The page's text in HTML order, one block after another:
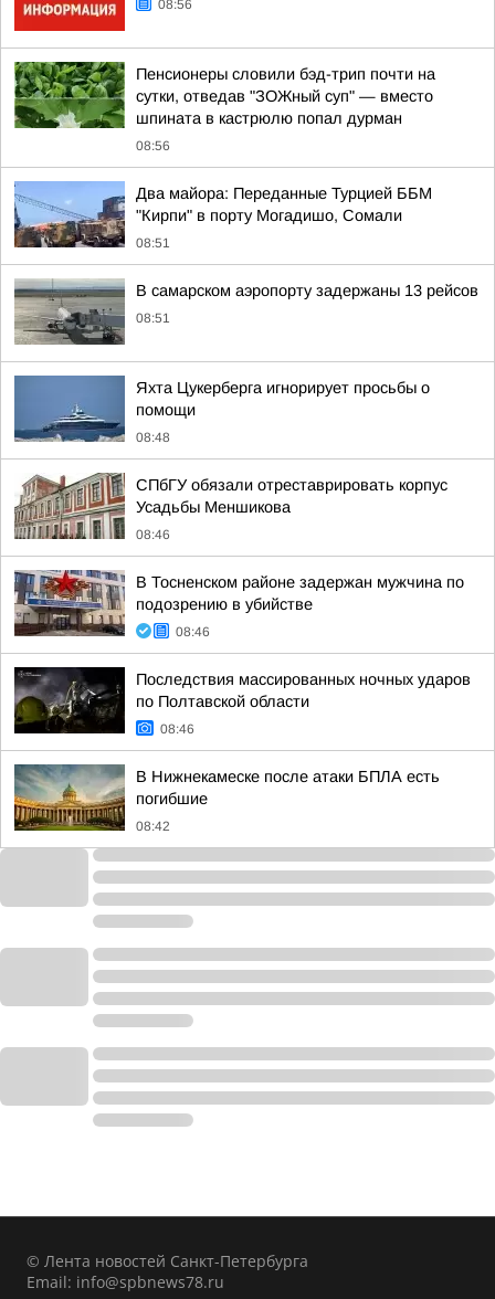
08:56
Пенсионеры словили бэд-трип почти на
сутки, отведав "ЗОЖный суп" — вместо
шпината в кастрюлю попал дурман
08:56
Два майора: Переданные Турцией ББМ
"Кирпи" в порту Могадишо, Сомали
08:51
В самарском аэропорту задержаны 13 рейсов
08:51
Яхта Цукерберга игнорирует просьбы о
помощи
08:48
СПбГУ обязали отреставрировать корпус
Усадьбы Меншикова
08:46
В Тосненском районе задержан мужчина по
подозрению в убийстве
08:46
Последствия массированных ночных ударов
по Полтавской области
08:46
В Нижнекамеске после атаки БПЛА есть
погибшие
08:42
© Лента новостей Санкт-Петербурга
Email: info@spbnews78.ru